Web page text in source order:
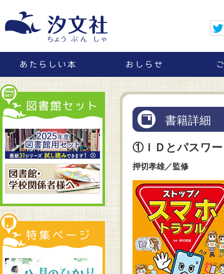
書籍詳細
①ＩＤとパスワ
押切孝雄／監修